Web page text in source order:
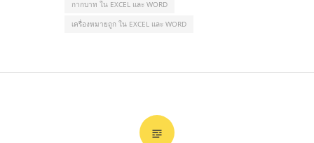
กากบาท ใน EXCEL และ WORD
เครื่องหมายถูก ใน EXCEL และ WORD